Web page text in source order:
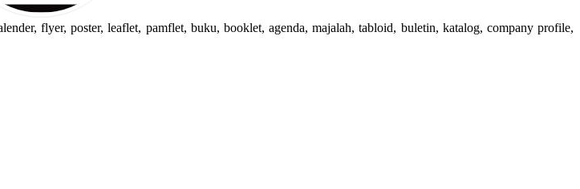
flyer, poster, leaflet, pamflet, buku, booklet, agenda, majalah, tabloid, buletin, katalog, company profile,